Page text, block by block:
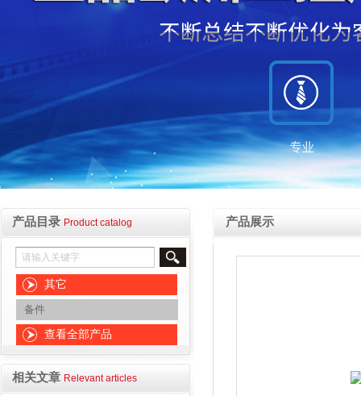
产品目录 Product catalog
其它
备件
查看全部产品
相关文章 Relevant articles
产品展示